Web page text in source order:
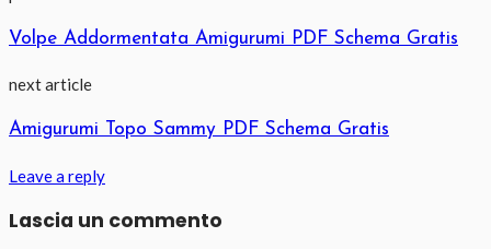
Volpe Addormentata Amigurumi PDF Schema Gratis
next article
Amigurumi Topo Sammy PDF Schema Gratis
Leave a reply
Lascia un commento